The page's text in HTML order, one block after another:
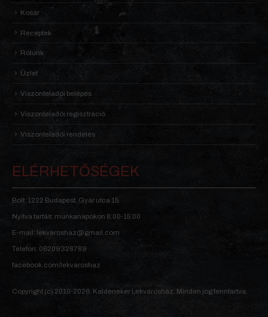
Kosár
Receptek
Rólunk
Üzlet
Viszonteladói belépés
Viszonteladói regisztráció
Viszonteladói rendelés
ELÉRHETŐSÉGEK
Bolt: 1222 Budapest, Gyár utca 15.
Nyitva tartás: munkanapokon 8:00-15:00
E-mail: lekvaroshaz@gmail.com
Telefon: 06209328789
facebook.com/lekvaroshaz
Copyright (c) 2010-2026, Kaldeneker Lekvárosház. Minden jog fenntartva.